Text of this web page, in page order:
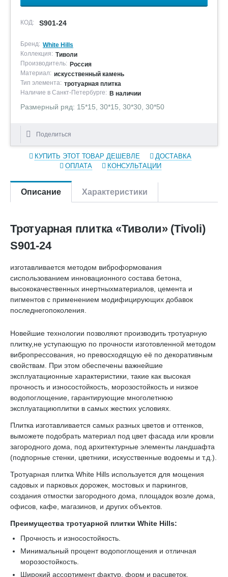
КОД: S901-24
Бренд: White Hills
Коллекция: Тиволи
Производитель: Россия
Материал: искусственный камень
Тип элемента: тротуарная плитка
Наличие в Санкт-Петербурге: В наличии
Размерный ряд: 15*15, 30*15, 30*30, 30*50
Поделиться
КУПИТЬ ЭТОТ ТОВАР ДЕШЕВЛЕ
ДОСТАВКА
ОПЛАТА
КОНСУЛЬТАЦИИ
Описание Характеристики
Тротуарная плитка «Тиволи» (Tivoli)
S901-24
изготавливается методом виброформования
сиспользованием инновационного состава бетона,
высококачественных инертныхматериалов, цемента и
пигментов с применением модифицирующих добавок
последнегопоколения.
Новейшие технологии позволяют производить тротуарную
плитку,не уступающую по прочности изготовленной методом
вибропрессования, но превосходящую её по декоративным
свойствам. При этом обеспечены важнейшие
эксплуатационные характеристики, такие как высокая
прочность и износостойкость, морозостойкость и низкое
водопоглощение, гарантирующие многолетнюю
эксплуатациюплитки в самых жестких условиях.
Плитка изготавливается самых разных цветов и оттенков,
выможете подобрать материал под цвет фасада или кровли
загородного дома, под архитектурные элементы ландшафта
(подпорные стенки, цветники, искусственные водоемы и т.д.).
Тротуарная плитка White Hills используется для мощения
садовых и парковых дорожек, мостовых и паркингов,
создания отмостки загородного дома, площадок возле дома,
офисов, кафе, магазинов, и других объектов.
Преимущества тротуарной плитки White Hills:
Прочность и износостойкость.
Минимальный процент водопоглощения и отличная
морозостойкость.
Широкий ассортимент фактур, форм и расцветок.